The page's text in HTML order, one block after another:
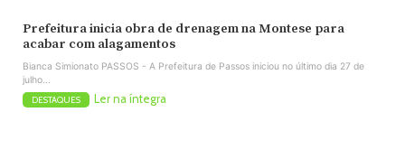
Prefeitura inicia obra de drenagem na Montese para
acabar com alagamentos
Bianca Simionato PASSOS - A Prefeitura de Passos iniciou no último dia 27 de
julho...
DESTAQUES Ler na íntegra